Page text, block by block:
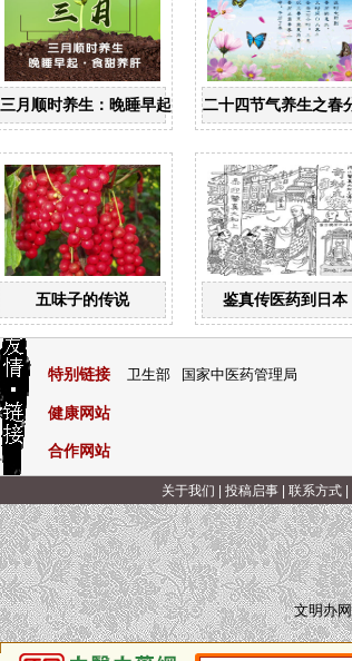
三月顺时养生：晚睡早起 食甜养肝二十四节气养生之春
五味子的传说 鉴真传医药到日本
特别链接 卫生部 国家中医药管理局
健康网站
合作网站
关于我们 投稿启事| 联系方式|
文明办